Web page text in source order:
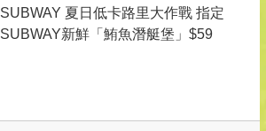
茶
SUBWAY 夏日低卡路里大作戰 指定
套餐99元限時供應 售完為止
SUBWAY新鮮「鮪魚潛艇堡」$59